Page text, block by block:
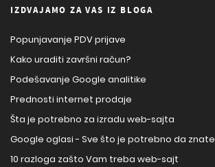
IZDVAJAMO ZA VAS IZ BLOGA
Popunjavanje PDV prijave
Kako uraditi završni račun?
Podešavanje Google analitike
Prednosti internet prodaje
Šta je potrebno za izradu web-sajta
Google oglasi - Sve što je potrebno da znate
10 razloga zašto Vam treba web-sajt